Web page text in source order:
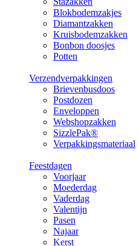
Blokbodemzakjes
Diamantzakken
Kruisbodemzakken
Bonbon doosjes
Potten
Verzendverpakkingen
Brievenbusdoos
Postdozen
Enveloppen
Webshopzakken
SizzlePak®
Verpakkingsmateriaal
Feestdagen
Voorjaar
Moederdag
Vaderdag
Valentijn
Pasen
Najaar
Kerst